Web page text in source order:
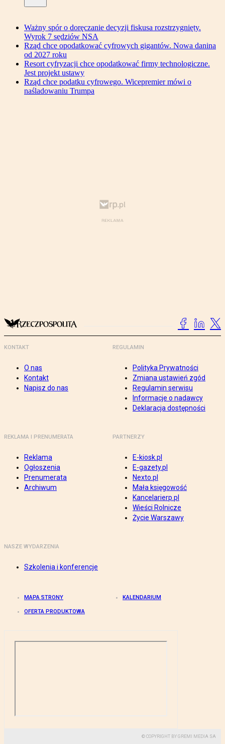
Ważny spór o doręczanie decyzji fiskusa rozstrzygnięty.
Wyrok 7 sędziów NSA
Rząd chce opodatkować cyfrowych gigantów. Nowa danina
od 2027 roku
Resort cyfryzacji chce opodatkować firmy technologiczne.
Jest projekt ustawy
Rząd chce podatku cyfrowego. Wicepremier mówi o
naśladowaniu Trumpa
KONTAKT
O nas
Kontakt
Napisz do nas
REGULAMIN
Polityka Prywatności
Zmiana ustawień zgód
Regulamin serwisu
Informacje o nadawcy
Deklaracja dostępności
REKLAMA I PRENUMERATA
Reklama
Ogłoszenia
Prenumerata
Archiwum
PARTNERZY
E-kiosk.pl
E-gazety.pl
Nexto.pl
Mała księgowość
Kancelarierp.pl
Wieści Rolnicze
Życie Warszawy
NASZE WYDARZENIA
Szkolenia i konferencje
MAPA STRONY KALENDARIUM
OFERTA PRODUKTOWA
© COPYRIGHT BY GREMI MEDIA SA